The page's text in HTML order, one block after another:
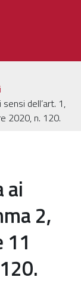
dell’art. 1,
2020, n. 120.
ai
2,
11